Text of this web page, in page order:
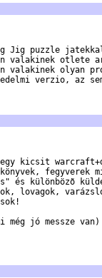
Jig puzzle
valakinek otlete
valakinek olyan
verzio, az
kicsit
fegyverek
és különbözõ
lovagok,
jó messze